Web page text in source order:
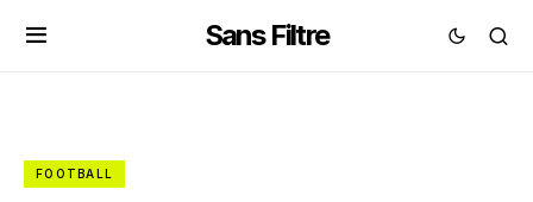
Sans Filtre
FOOTBALL